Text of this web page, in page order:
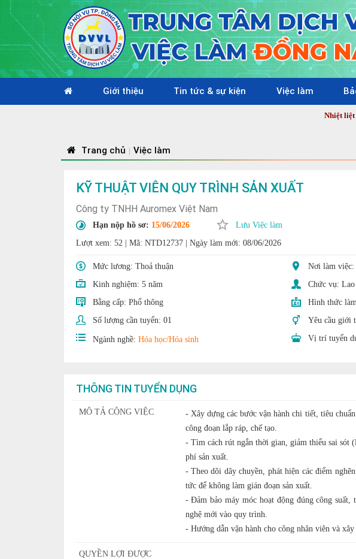
Giới thiệu Tin tức & sự kiện Việc làm
Nhiệt liệt chào mừng
Trang chủ | Việc làm
KỸ THUẬT VIÊN QUY TRÌNH SẢN XUẤT
Công ty TNHH Auromex Việt Nam
Hạn nộp hồ sơ: 15/06/2026
Lưu Việc làm
Lượt xem: 52
Mã: NTD12737 Ngày làm mới: 08/06/2026
Mức lương: Thoả thuận
Nơi làm
Kinh nghiệm: 5 năm Chức vụ:
Bằng cấp: Phổ thông Hình thức
Số lượng cần tuyển: 01 Yêu cầu giới
Ngành nghề: Hóa học/Hóa sinh Vị trí tuyển
THÔNG TIN TUYỂN DỤNG
MÔ TẢ CÔNG VIỆC
- Xây dựng các bước vận hành chi tiết, tiêu
công đoạn lắp ráp, chế tạo.
- Tìm cách rút ngắn thời gian, giảm thiểu sai sót
phí sản xuất.
- Theo dõi dây chuyền, phát hiện các điểm
tức để không làm gián đoạn sản xuất.
- Đảm bảo máy móc hoạt động đúng công suất,
nghệ mới vào quy trình.
- Hướng dẫn vận hành cho công nhân viên và
QUYỀN LỢI ĐƯỢC